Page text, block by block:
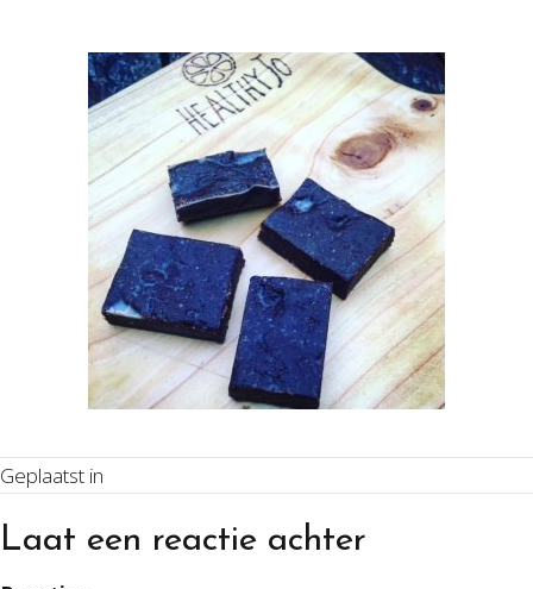
Geplaatst in
Laat een reactie achter